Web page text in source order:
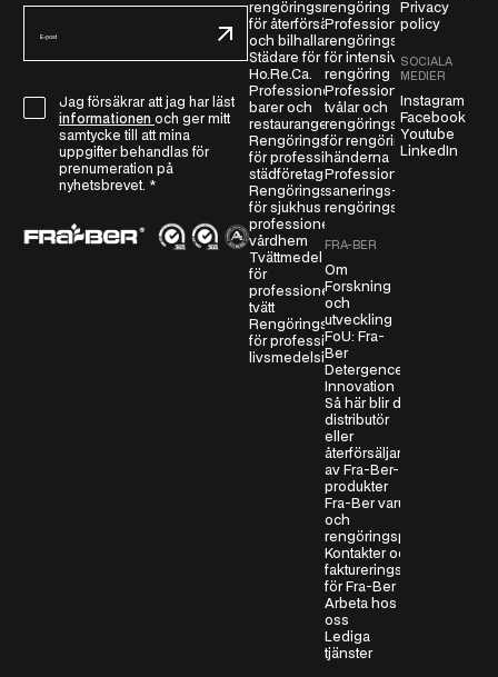
p
v
Jag försäkrar att jag har läst
informationen och ger mitt
samtycke till att mina
uppgifter behandlas för
prenumeration på
nyhetsbrevet. *
rengöringsmedel
för återförsäljare
och bilhallar
Städare för
Ho.Re.Ca.
Professionella
barer och
restauranger
Rengöringsmedel
för professionella
städföretag
Rengöringsmedel
för sjukhus och
professionella
vårdhem
Tvättmedel
för
professionell
tvätt
Rengöringsmedel
för professionella
livsmedelsindustrier
rengöring
Professionella
rengöringsmedel
för intensiv
rengöring
Professionella
tvålar och
rengöringsmedel
för rengöring av
händerna
Professionella
sanerings- och
rengöringsmedel
FRA-BER
Om
Forskning
och
utveckling
FoU: Fra-
Ber
Detergence
Innovation
Så här blir du
distributör
eller
återförsäljare
av Fra-Ber-
produkter
Fra-Ber varumärken
och
rengöringsprodukter
Kontakter och
faktureringsinformation
för Fra-Ber
Arbeta hos
oss
Lediga
tjänster
Privacy
policy
SOCIALA
MEDIER
Instagram
Facebook
Youtube
LinkedIn